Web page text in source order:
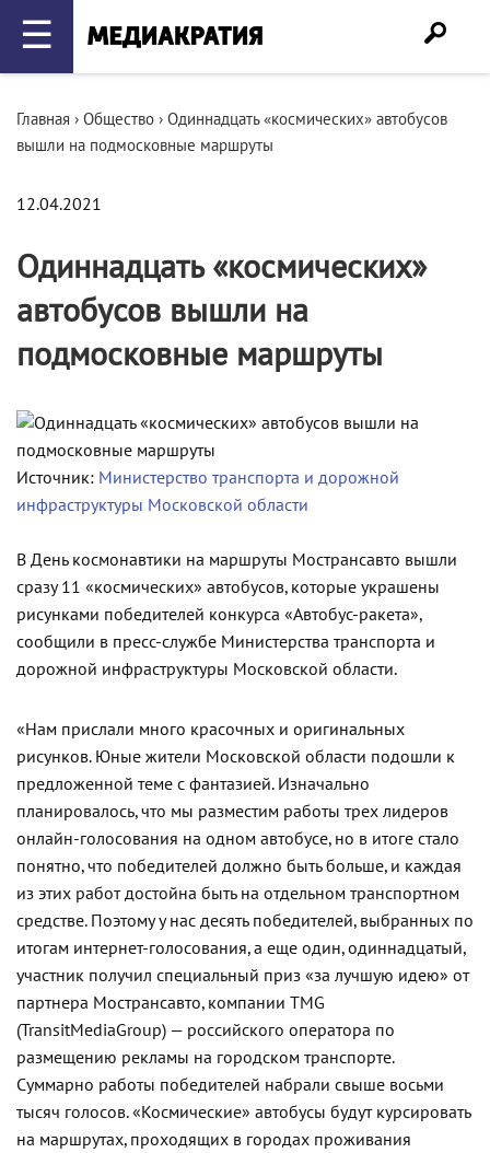
☰
Главная › Общество › Одиннадцать «космических» автобусов
вышли на подмосковные маршруты
12.04.2021
Одиннадцать «космических»
автобусов вышли на
подмосковные маршруты
Источник: Министерство транспорта и дорожной
инфраструктуры Московской области
В День космонавтики на маршруты Мострансавто вышли
сразу 11 «космических» автобусов, которые украшены
рисунками победителей конкурса «Автобус-ракета»,
сообщили в пресс-службе Министерства транспорта и
дорожной инфраструктуры Московской области.
«Нам прислали много красочных и оригинальных
рисунков. Юные жители Московской области подошли к
предложенной теме с фантазией. Изначально
планировалось, что мы разместим работы трех лидеров
онлайн-голосования на одном автобусе, но в итоге стало
понятно, что победителей должно быть больше, и каждая
из этих работ достойна быть на отдельном транспортном
средстве. Поэтому у нас десять победителей, выбранных по
итогам интернет-голосования, а еще один, одиннадцатый,
участник получил специальный приз «за лучшую идею» от
партнера Мострансавто, компании TMG
(TransitMediaGroup) — российского оператора по
размещению рекламы на городском транспорте.
Суммарно работы победителей набрали свыше восьми
тысяч голосов. «Космические» автобусы будут курсировать
на маршрутах, проходящих в городах проживания